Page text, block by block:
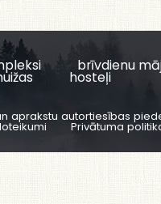
brīvdienu
hosteļi
aprakstu autortiesības
Privātuma